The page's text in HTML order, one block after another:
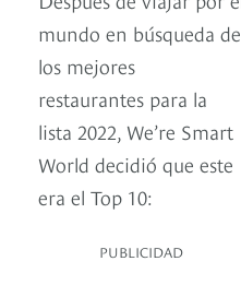
mundo en búsqueda de
los mejores
restaurantes para la
lista 2022, We’re Smart
World decidió que este
era el Top 10:
PUBLICIDAD